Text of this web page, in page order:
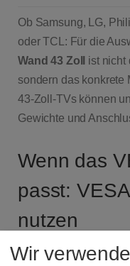
Ob Samsung, LG,
oder TCL: Für die
Wand 43 Zoll
ist nicht
sondern das konkrete
43-Zoll-TVs können
Gewichte und
Wenn das
passt:
nutzen
Falls dein Fernseher
Wir